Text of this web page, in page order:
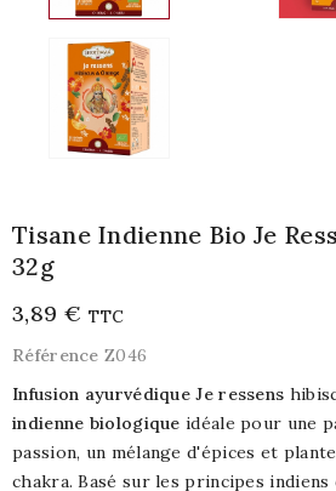
Tisane Indienne Bio Je
32g
3,89 € TTC
Référence Z046
Infusion ayurvédique Je ressens
indienne biologique idéale pour une
passion, un mélange d'épices et
chakra. Basé sur les principes indiens